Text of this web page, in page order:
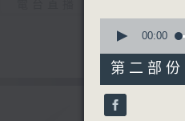
seconds
55
minutes,
9
seconds
90%
00:00
第二部